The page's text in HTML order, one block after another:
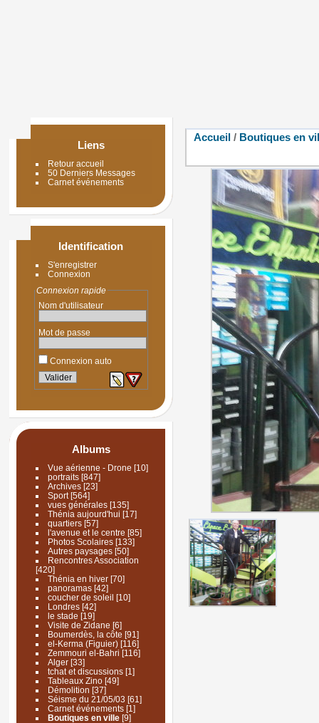
Liens
Retour accueil
50 Derniers Messages
Carnet événements
Identification
S'enregistrer
Connexion
Connexion rapide
Nom d'utilisateur
Mot de passe
Connexion auto
Albums
Vue aérienne - Drone [10]
portraits[847]
Archives [23]
Sport[564]
vues générales[135]
Thénia aujourd'hui [17]
quartiers[57]
l'avenue et le centre [85]
Photos Scolaires[133]
Autres paysages[50]
Rencontres Association
[420]
Thénia en hiver[70]
panoramas[42]
coucher de soleil [10]
Londres[42]
le stade [19]
Visite de Zidane [6]
Boumerdès, la côte [91]
el-Kerma (Figuier)[116]
Zemmouri el-Bahri [116]
Alger[33]
tchat et discussions[1]
Tableaux Zino[49]
Démolition [37]
Séisme du 21/05/03 [61]
Carnet événements[1]
Boutiques en ville[9]
Accueil / Boutiques en